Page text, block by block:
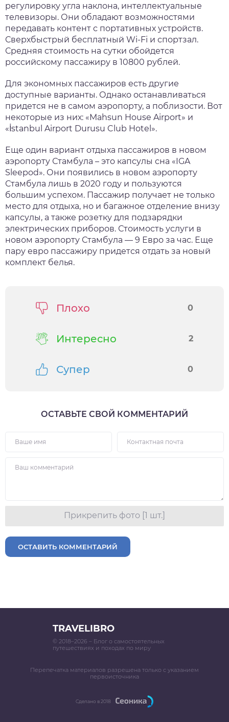
регулировку угла наклона, интеллектуальные
телевизоры. Они обладают возможностями
передавать контент с портативных устройств.
Сверхбыстрый бесплатный Wi-Fi и спортзал.
Средняя стоимость на сутки обойдется
российскому пассажиру в 10800 рублей.
Для экономных пассажиров есть другие
доступные варианты. Однако останавливаться
придется не в самом аэропорту, а поблизости. Вот
некоторые из них: «Mahsun House Airport» и
«İstanbul Airport Durusu Club Hotel».
Еще один вариант отдыха пассажиров в новом
аэропорту Стамбула – это капсулы сна «IGA
Sleepod». Они появились в новом аэропорту
Стамбула лишь в 2020 году и пользуются
большим успехом. Пассажир получает не только
место для отдыха, но и багажное отделение внизу
капсулы, а также розетку для подзарядки
электрических приборов. Стоимость услуги в
новом аэропорту Стамбула — 9 Евро за час. Еще
пару евро пассажиру придется отдать за новый
комплект белья.
Плохо 0
Интересно 2
Супер 0
ОСТАВЬТЕ СВОЙ КОММЕНТАРИЙ
Прикрепить фото [1 шт.]
ОСТАВИТЬ КОММЕНТАРИЙ
TRAVELIBRO
© 2018–2026 – Блог о самостоятельных
путешествиях и походах по миру
Перепечатка материалов разрешена только с указанием
первоисточника
Сделано в 2018